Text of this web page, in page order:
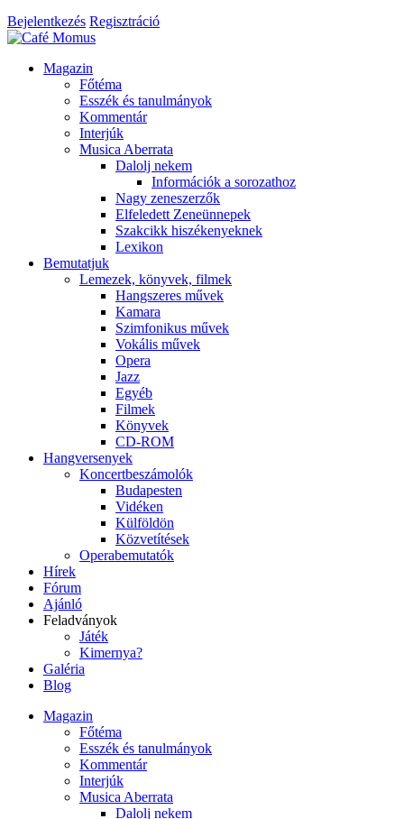
Bejelentkezés Regisztráció
Magazin
Főtéma
Esszék és tanulmányok
Kommentár
Interjúk
Musica Aberrata
Dalolj nekem
Információk a sorozathoz
Nagy zeneszerzők
Elfeledett Zeneünnepek
Szakcikk hiszékenyeknek
Lexikon
Bemutatjuk
Lemezek, könyvek, filmek
Hangszeres művek
Kamara
Szimfonikus művek
Vokális művek
Opera
Jazz
Egyéb
Filmek
Könyvek
CD-ROM
Hangversenyek
Koncertbeszámolók
Budapesten
Vidéken
Külföldön
Közvetítések
Operabemutatók
Hírek
Fórum
Ajánló
Feladványok
Játék
Kimernya?
Galéria
Blog
Magazin
Főtéma
Esszék és tanulmányok
Kommentár
Interjúk
Musica Aberrata
Dalolj nekem